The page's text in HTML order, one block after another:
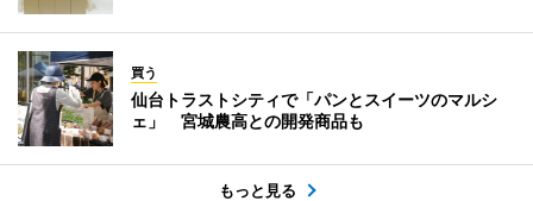
買う
仙台トラストシティで「パンとスイーツのマルシ
ェ」 宮城農高との開発商品も
もっと見る